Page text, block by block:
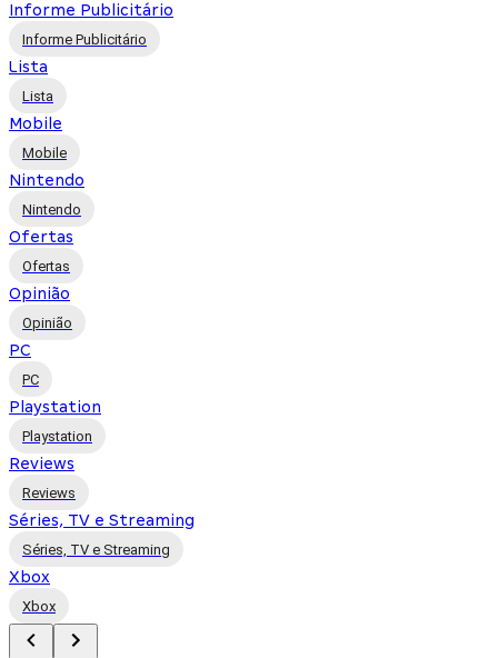
Informe Publicitário
Informe Publicitário
Lista
Lista
Mobile
Mobile
Nintendo
Nintendo
Ofertas
Ofertas
Opinião
Opinião
PC
PC
Playstation
Playstation
Reviews
Reviews
Séries, TV e Streaming
Séries, TV e Streaming
Xbox
Xbox